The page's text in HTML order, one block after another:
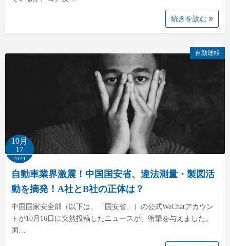
続きを読む
自動運転
10月
17
2024
自動車業界激震！中国国安省、違法測量・製図活
動を摘発！A社とB社の正体は？
中国国家安全部（以下は、「国安省」）の公式WeChatアカウン
トが10月16日に突然投稿したニュースが、衝撃を与えました。
国…